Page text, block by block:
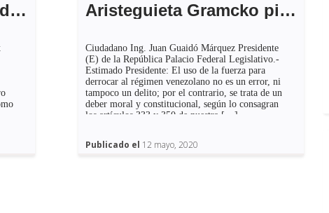
General Peñaloza: «Maduro planea una nueva crisis de los misiles» Aristeguieta Gramcko pide a Guaidó romper con el G4 y liderar una intervención militar
Ciudadano Ing. Juan Guaidó Márquez Presidente
(E) de la República Palacio Federal Legislativo.-
Estimado Presidente: El uso de la fuerza para
derrocar al régimen venezolano no es un error, ni
tampoco un delito; por el contrario, se trata de un
deber moral y constitucional, según lo consagran
los artículos 333 y 350 de nuestra […]
Publicado el 12 mayo, 2020